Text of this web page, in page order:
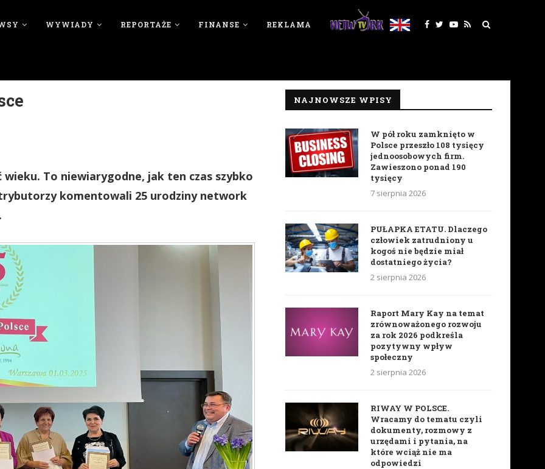
WYWIADY REPORTAŻE FINANSE REKLAMA
To niewiarygodne, jak ten czas szybko
komentowali 25 urodziny network
NAJNOWSZE WPISY
W pół roku zamknięto w
Polsce przeszło 108 tysięcy
jednoosobowych firm.
Zawieszono ponad 190
tysięcy
7 sierpnia 2026
PUŁAPKA ETATU. Dlaczego
człowiek zatrudniony u
kogoś nie będzie miał
dostatniego życia?
2 sierpnia 2026
Raport Mary Kay na temat
zrównoważonego rozwoju
za rok 2026 podkreśla
pozytywny wpływ
społeczny
2 sierpnia 2026
RIWAY W POLSCE.
Wracamy do tematu czyli
dokumenty, rozmowy z
urzędami i pytania, na
które wciąż nie ma
odpowiedzi